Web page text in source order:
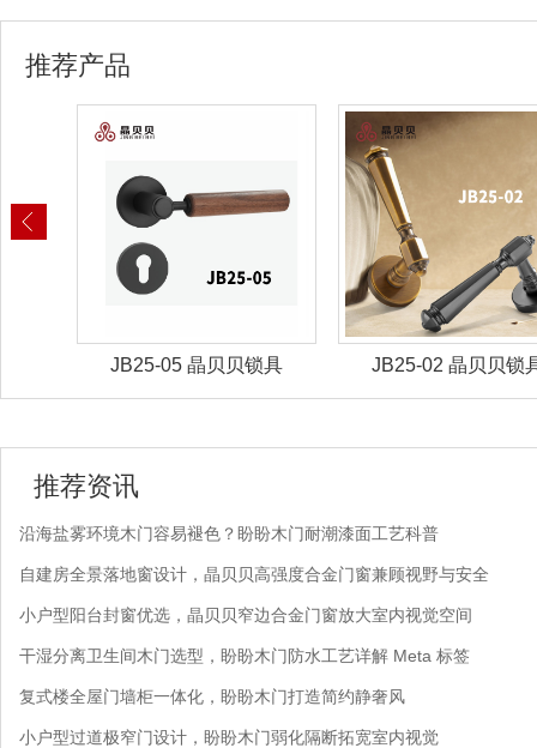
推荐产品
JB25-02 晶贝贝锁具 JB25-01 晶贝贝锁
推荐资讯
沿海盐雾环境木门容易褪色？盼盼木门耐潮漆面工艺科普
自建房全景落地窗设计，晶贝贝高强度合金门窗兼顾视野与安全
小户型阳台封窗优选，晶贝贝窄边合金门窗放大室内视觉空间
干湿分离卫生间木门选型，盼盼木门防水工艺详解 Meta 标签
复式楼全屋门墙柜一体化，盼盼木门打造简约静奢风
小户型过道极窄门设计，盼盼木门弱化隔断拓宽室内视觉